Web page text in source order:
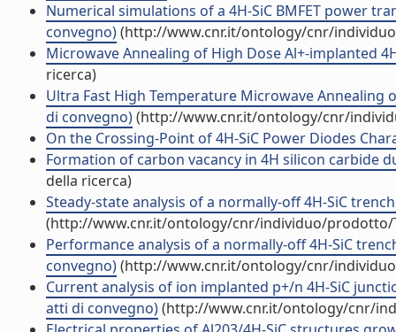
Numerical simulations of a 4H-SiC BMFET power
convegno)(http://www.cnr.it/ontology/cnr/
Microwave Annealing of High Dose Al+-implanted
ricerca)
Ultra Fast High Temperature Microwave
di convegno)(http://www.cnr.it/ontology/cnr/
On the Crossing-Point of 4H-SiC Power Diodes
Formation of carbon vacancy in 4H silicon carbide
della ricerca)
Steady-state analysis of a normally-off 4H-SiC
(http://www.cnr.it/ontology/cnr/individuo/prodotto/
Performance analysis of a normally-off 4H-SiC
convegno)(http://www.cnr.it/ontology/cnr/
Current analysis of ion implanted p+/n 4H-SiC
atti di convegno)(http://www.cnr.it/ontology/cnr/